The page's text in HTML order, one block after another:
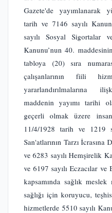
Gazete'de yayımlanarak
tarih ve 7146 sayılı
sayılı Sosyal Sigortalar
Kanunu’nun 40.
tabloya (20) sıra
çalışanlarının fiili
yararlandırılmalarına
maddenin yayımı tarihi
geçerli olmak üzere
11/4/1928 tarih ve 1219
San'atlarının Tarzı
ve 6283 sayılı Hemşirelik
ve 6197 sayılı Eczacılar
kapsamında sağlık
sağlığı için koruyucu,
hizmetlerde 5510 sayılı